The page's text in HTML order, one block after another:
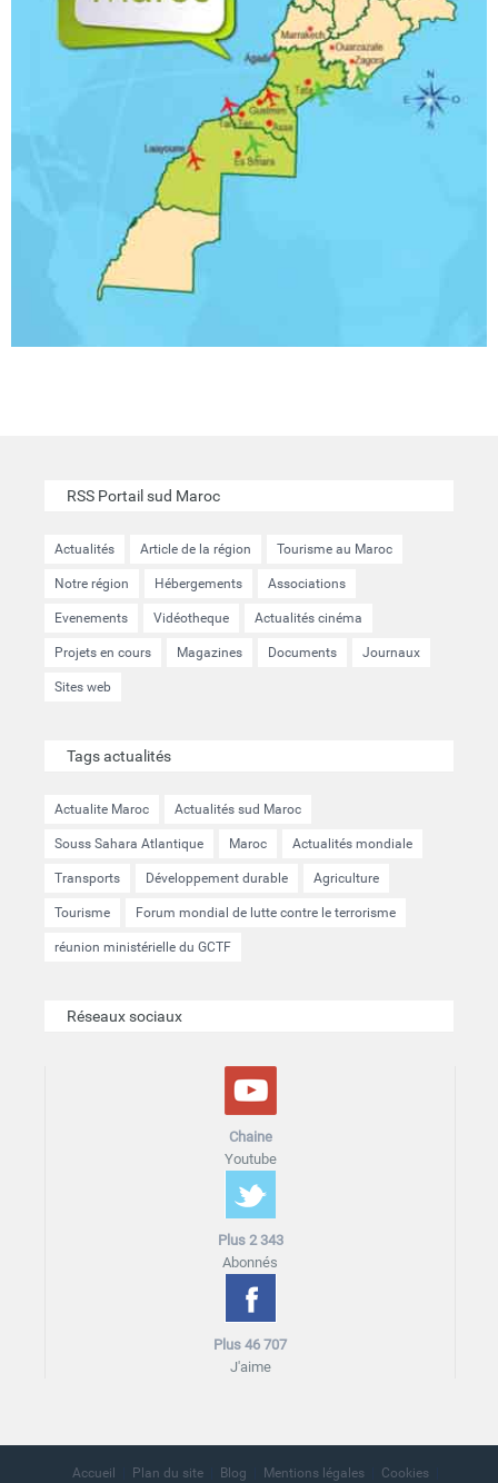
RSS Portail sud Maroc
Actualités Article de la région Tourisme au Maroc
Notre région Hébergements Associations
Evenements Vidéotheque Actualités cinéma
Projets en cours Magazines Documents Journaux
Sites web
Tags actualités
Actualite Maroc Actualités sud Maroc
Souss Sahara Atlantique Maroc Actualités mondiale
Transports Développement durable Agriculture
Tourisme Forum mondial de lutte contre le terrorisme
réunion ministérielle du GCTF
Réseaux sociaux
Chaine
Youtube
Plus 2 343
Abonnés
Plus 46 707
J'aime
Accueil Plan du site Blog Mentions légales Cookies